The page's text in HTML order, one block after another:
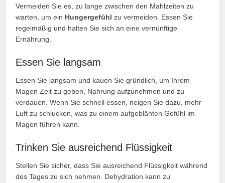
Vermeiden Sie es, zu lange zwischen den Mahlzeiten zu
warten, um ein Hungergefühl zu vermeiden. Essen Sie
regelmäßig und halten Sie sich an eine vernünftige
Ernährung.
Essen Sie langsam
Essen Sie langsam und kauen Sie gründlich, um Ihrem
Magen Zeit zu geben, Nahrung aufzunehmen und zu
verdauen. Wenn Sie schnell essen, neigen Sie dazu, mehr
Luft zu schlucken, was zu einem aufgeblähten Gefühl im
Magen führen kann.
Trinken Sie ausreichend Flüssigkeit
Stellen Sie sicher, dass Sie ausreichend Flüssigkeit während
des Tages zu sich nehmen. Dehydration kann zu